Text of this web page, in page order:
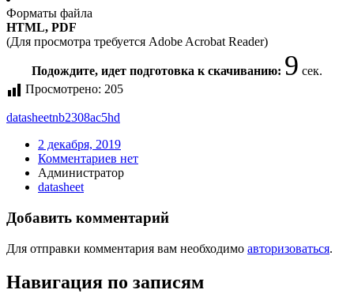
Форматы файла
HTML, PDF
(Для просмотра требуется Adobe Acrobat Reader)
Подождите, идет подготовка к скачиванию: 9 сек.
Просмотрено: 205
datasheetnb2308ac5hd
2 декабря, 2019
Комментариев нет
Администратор
datasheet
Добавить комментарий
Для отправки комментария вам необходимо авторизоваться.
Навигация по записям